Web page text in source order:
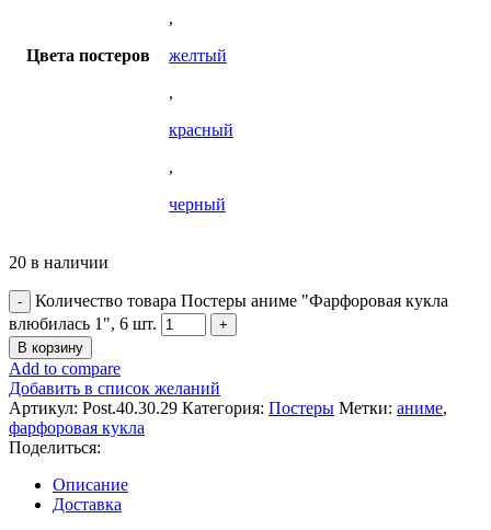
Цвета постеров
,
желтый
,
красный
,
черный
20 в наличии
Количество товара Постеры аниме "Фарфоровая кукла
влюбилась 1", 6 шт.
В корзину
Add to compare
Добавить в список желаний
Артикул: Post.40.30.29 Категория: Постеры Метки: аниме,
фарфоровая кукла
Поделиться:
Описание
Доставка